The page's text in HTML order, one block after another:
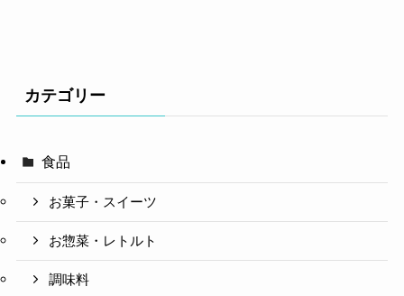
カテゴリー
食品
お菓子・スイーツ
お惣菜・レトルト
調味料